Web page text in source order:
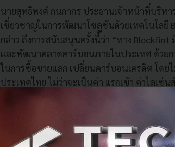
นายสุทธิพงศ์ กนกากร ประธานเจ้าหน้าที่บริ
เชี่ยวชาญในการพัฒนาโซลูชันด้วยเทคโนโลยี
กล่าว ถึงการสนับสนุนครั้งนี้ว่า “ทาง Blockfint
และพัฒนาตลาดคาร์บอนภายในประเทศ ด้วย
ในการซื้อขายแลก เปลี่ยนคาร์บอนเครดิต โด
ประเทศไทย ไม่ว่าจะเป็นค่า แรกเข้า ค่าไลเ
สมาชิกในเครือข่ายคาร์บอนนิวทรัลฯ สามารถ
ใช้งานผ่านแพลตฟอร์ม Gideon ซึ่งจะได้รับคว
กลางมาทำหน้าที่แต่อย่างใด และเป็นแพลต
ในพฤติกรรมของคนไทย ทำให้ออกแบบ การใ